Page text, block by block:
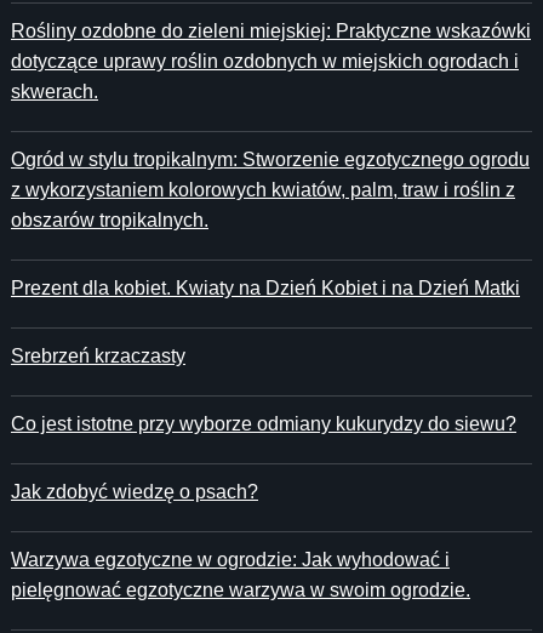
Rośliny ozdobne do zieleni miejskiej: Praktyczne wskazówki
dotyczące uprawy roślin ozdobnych w miejskich ogrodach i
skwerach.
Ogród w stylu tropikalnym: Stworzenie egzotycznego ogrodu
z wykorzystaniem kolorowych kwiatów, palm, traw i roślin z
obszarów tropikalnych.
Prezent dla kobiet. Kwiaty na Dzień Kobiet i na Dzień Matki
Srebrzeń krzaczasty
Co jest istotne przy wyborze odmiany kukurydzy do siewu?
Jak zdobyć wiedzę o psach?
Warzywa egzotyczne w ogrodzie: Jak wyhodować i
pielęgnować egzotyczne warzywa w swoim ogrodzie.